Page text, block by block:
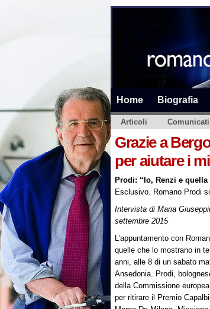
Home Biografia
Articoli Comunicati
Grazie a
per aiutare i
Prodi: “Io, Renzi e
Esclusivo. Romano Prodi
Intervista di Maria
settembre 2015
L’appuntamento con
quelle che lo mostrano in
anni, alle 8 di un sabato
Ansedonia. Prodi,
della Commissione
per ritirare il Premio